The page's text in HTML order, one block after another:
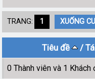
TRANG: 1 XUỐNG
Tiêu đề /
0 Thành viên và 1 Khách